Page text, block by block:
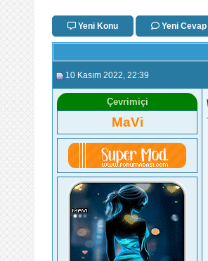
Yeni Konu Yeni Cevap
10 Kasım 2022 , 22:39
Çevrimiçi
MaVi